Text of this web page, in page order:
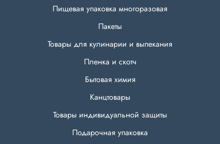
Пищевая упаковка многоразовая
Пакеты
Товары для кулинарии и выпекания
Пленка и скотч
Бытовая химия
Канцтовары
Товары индивидуальной защиты
Подарочная упаковка